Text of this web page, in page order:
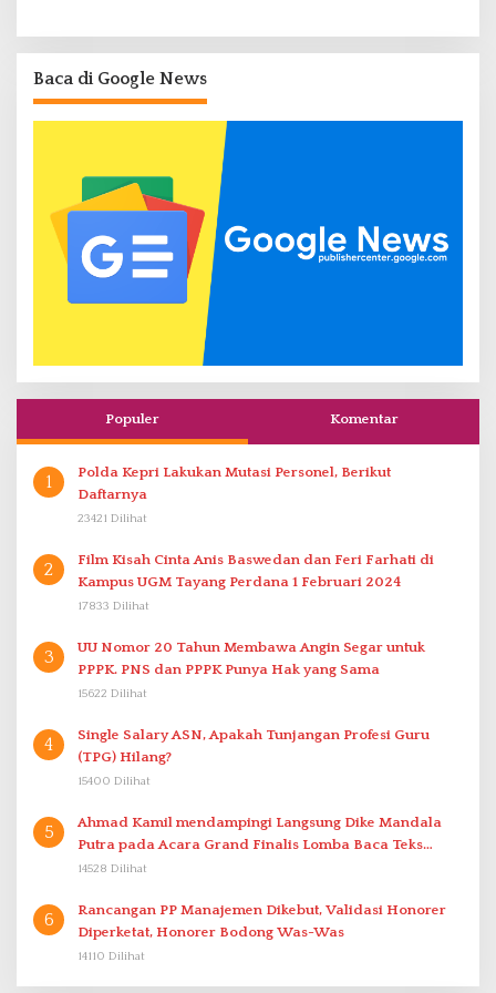
Baca di Google News
Populer Komentar
1
Polda Kepri Lakukan Mutasi Personel, Berikut
Daftarnya
23421 Dilihat
2
Film Kisah Cinta Anis Baswedan dan Feri Farhati di
Kampus UGM Tayang Perdana 1 Februari 2024
17833 Dilihat
3
UU Nomor 20 Tahun Membawa Angin Segar untuk
PPPK. PNS dan PPPK Punya Hak yang Sama
15622 Dilihat
4
Single Salary ASN, Apakah Tunjangan Profesi Guru
(TPG) Hilang?
15400 Dilihat
5
Ahmad Kamil mendampingi Langsung Dike Mandala
Putra pada Acara Grand Finalis Lomba Baca Teks
Proklamasi Mirip Bung Karno di Bali
14528 Dilihat
6
Rancangan PP Manajemen Dikebut, Validasi Honorer
Diperketat, Honorer Bodong Was-Was
14110 Dilihat